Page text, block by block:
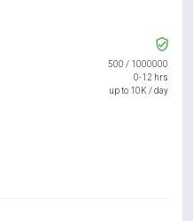
500 / 1000000
0-12 hrs
up to 10K / day